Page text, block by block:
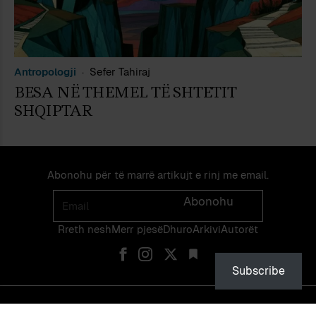
Antropologji Sefer Tahiraj
BESA NË THEMEL TË SHTETIT
SHQIPTAR
Abonohu për të marrë artikujt e rinj me email.
Email
Abonohu
Rreth neshMerr pjes​​ë​DhuroArkiviAutorët
Subscribe